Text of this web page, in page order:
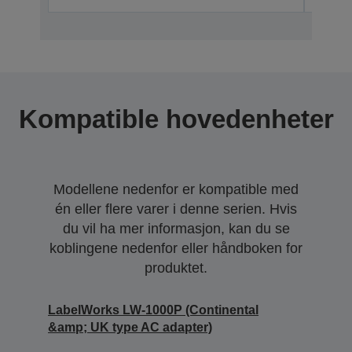
Kompatible hovedenheter
Modellene nedenfor er kompatible med
én eller flere varer i denne serien. Hvis
du vil ha mer informasjon, kan du se
koblingene nedenfor eller håndboken for
produktet.
LabelWorks LW-1000P (Continental
&amp; UK type AC adapter)